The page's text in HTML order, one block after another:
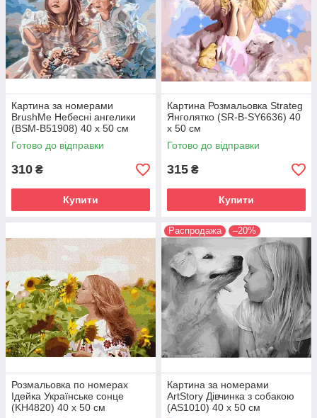
Картина за номерами
BrushMe Небесні ангелики
(BSM-B51908) 40 х 50 см
Готово до відправки
310 ₴
Купити
Картина Розмальовка Strateg
Янголятко (SR-B-SY6636) 40
х 50 см
Готово до відправки
315 ₴
Купити
Розмальовка по номерах
Ідейка Українське сонце
(KH4820) 40 х 50 см
Распродажа –20%
Картина за номерами
ArtStory Дівчинка з собакою
(AS1010) 40 х 50 см